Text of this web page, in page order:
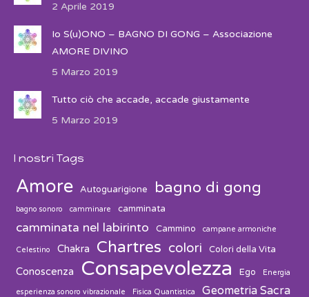
2 Aprile 2019
Io S(u)ONO – BAGNO DI GONG – Associazione
AMORE DIVINO
5 Marzo 2019
Tutto ciò che accade, accade giustamente
5 Marzo 2019
I nostri Tags
Amore Autoguarigione bagno di gong
bagno sonoro camminare camminata
camminata nel labirinto Cammino campane armoniche
Celestino Chakra Chartres colori Colori della Vita
Conoscenza Consapevolezza Ego Energia
esperienza sonoro vibrazionale Fisica Quantistica Geometria Sacra